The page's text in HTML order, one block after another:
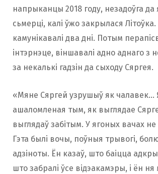
напрыканцы 2018 году, незадоўга да
сьмерці, калі ўжо закрылася
камунікавалі два дні. Потым
інтэрнэце, віншавалі адно аднаго з
за некалькі гадзін да сыходу Сяргея.
«Мяне Сяргей узрушыў як чалавек…
ашаломленая тым, як выглядае
выглядаў забітым. У ягоных вачах
Гэта былі вочы, поўныя трывогі,
адзіноты. Ён казаў, што баіцца
што забралі ўсе відэакамэры, і ён